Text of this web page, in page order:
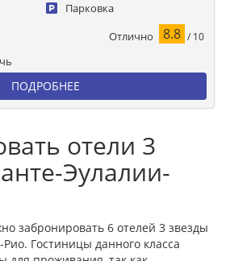
Парковка
Отлично 8.8 / 10
ПОДРОБНЕЕ
отели 3
Эулалии-
забронировать 6 отелей 3 звезды
Гостиницы данного класса